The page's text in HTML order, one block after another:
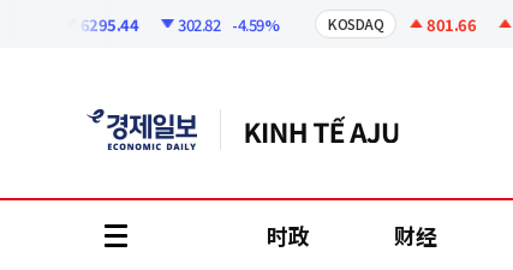
6295.44 302.82 -4.59% KOSDAQ 801.66 2.07
时政 财经